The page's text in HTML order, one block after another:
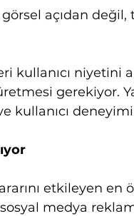
açıdan değil,
kullanıcı niyetini
gerekiyor.
kullanıcı
etkileyen
medya